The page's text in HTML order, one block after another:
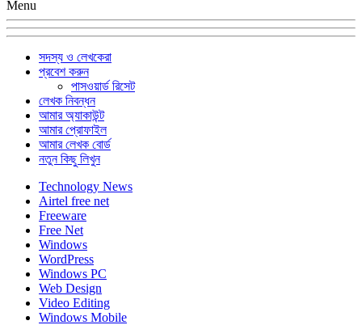
Menu
সদস্য ও লেখকেরা
প্রবেশ করুন
পাসওয়ার্ড রিসেট
লেখক নিবন্ধন
আমার অ্যাকাউন্ট
আমার প্রোফাইল
আমার লেখক বোর্ড
নতুন কিছু লিখুন
Technology News
Airtel free net
Freeware
Free Net
Windows
WordPress
Windows PC
Web Design
Video Editing
Windows Mobile